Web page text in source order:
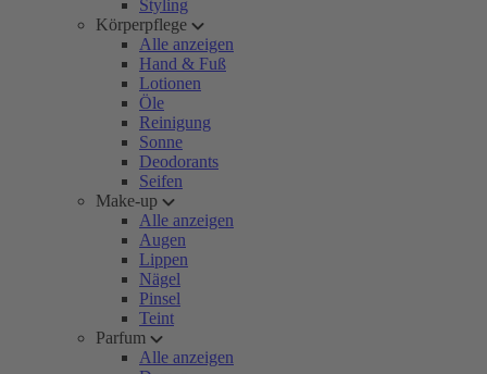
Styling
Körperpflege
Alle anzeigen
Hand & Fuß
Lotionen
Öle
Reinigung
Sonne
Deodorants
Seifen
Make-up
Alle anzeigen
Augen
Lippen
Nägel
Pinsel
Teint
Parfum
Alle anzeigen